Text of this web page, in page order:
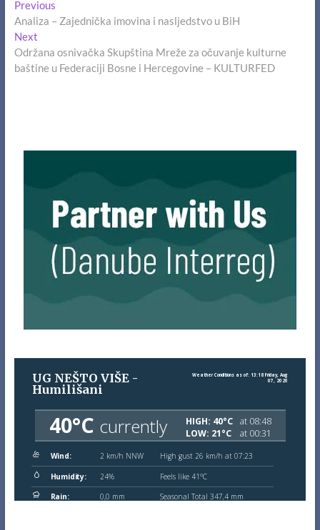
Navigacija
članaka
PreviousPrevious
post:
Analiza – Zajednička imovina i nasljedstvo u BiH
NextNext
post:
Održana osnivačka Skupština Mreže za očuvanje kulturne
baštine u Federaciji Bosne i Hercegovine – KULTURFED